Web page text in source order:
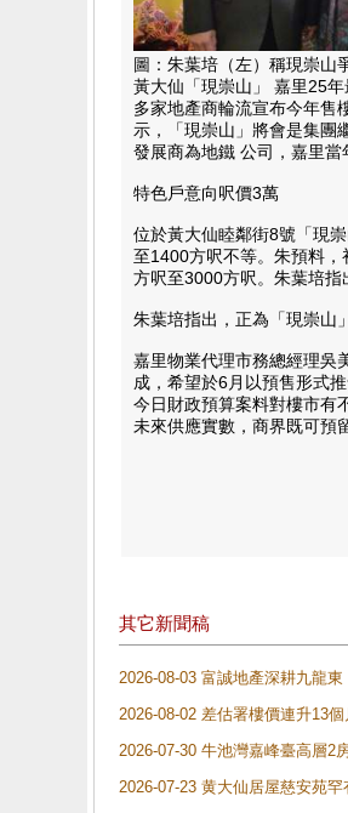
圖：朱葉培（左）稱現崇山
黃大仙「現崇山」 嘉里25年
多家地產商輪流宣布今年售
示，「現崇山」將會是集團
發展商為地鐵 公司，嘉里當
特色戶意向呎價3萬
位於黃大仙睦鄰街8號「現
至1400方呎不等。朱預料
方呎至3000方呎。朱葉培指
朱葉培指出，正為「現崇山
嘉里物業代理市務總經理吳
成，希望於6月以預售形式
今日財政預算案料對樓市有
未來供應實數，商界既可預
其它新聞稿
2026-08-03 富誠地產深耕九龍
2026-08-02 差估署樓價連升13
2026-07-30 牛池灣嘉峰臺高層2
2026-07-23 黄大仙居屋慈安苑